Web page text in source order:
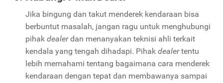
Jika bingung dan takut menderek kendaraan bisa
berbuntut masalah, jangan ragu untuk menghubungi
pihak dealerdan menanyakan teknisi ahli terkait
kendala yang tengah dihadapi. Pihak dealertentu
lebih memahami tentang bagaimana cara menderek
kendaraan dengan tepat dan membawanya sampai